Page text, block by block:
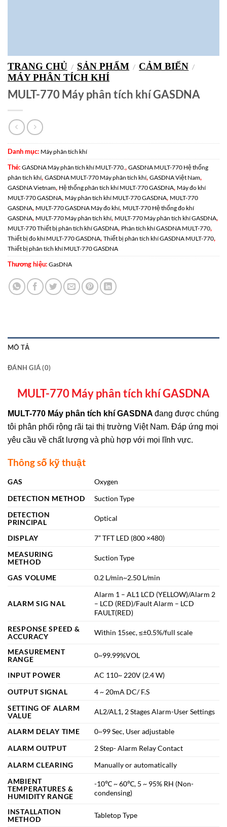
TRANG CHỦ / SẢN PHẨM / CẢM BIẾN /
MÁY PHÂN TÍCH KHÍ
MULT-770 Máy phân tích khí GASDNA
Danh mục: Máy phân tích khí
Thẻ: GASDNA Máy phân tích khí MULT-770., GASDNA MULT-770 Hệ thống
phân tích khí, GASDNA MULT-770 Máy phân tích khí, GASDNA Việt Nam,
GASDNA Vietnam, Hệ thống phân tích khí MULT-770 GASDNA, Máy đo khí
MULT-770 GASDNA, Máy phân tích khí MULT-770 GASDNA, MULT-770
GASDNA, MULT-770 GASDNA Máy đo khí, MULT-770 Hệ thống đo khí
GASDNA, MULT-770 Máy phân tích khí, MULT-770 Máy phân tích khí GASDNA,
MULT-770 Thiết bị phân tích khí GASDNA, Phân tích khí GASDNA MULT-770,
Thiết bị đo khí MULT-770 GASDNA, Thiết bị phân tích khí GASDNA MULT-770,
Thiết bị phân tích khí MULT-770 GASDNA
Thương hiệu: GasDNA
MÔ TẢ
ĐÁNH GIÁ (0)
MULT-770 Máy phân tích khí GASDNA
MULT-770 Máy phân tích khí GASDNA đang được chúng
tôi phân phối rộng rãi tại thị trường Việt Nam. Đáp ứng mọi
yêu cầu về chất lượng và phù hợp với mọi lĩnh vực.
Thông số kỹ thuật
GAS
Oxygen
DETECTION METHOD
Suction Type
DETECTION
PRINCIPAL
Optical
DISPLAY
7” TFT LED (800 ×480)
MEASURING
METHOD
Suction Type
GAS VOLUME 0.2 L/min~2.50 L/min
ALARM SIG NAL
Alarm 1 – AL1 LCD (YELLOW)/Alarm 2
– LCD (RED)/Fault Alarm – LCD
FAULT(RED)
RESPONSE SPEED &
ACCURACY
Within 15sec, ≤±0.5%/full scale
MEASUREMENT
RANGE
0~99.99%VOL
INPUT POWER
AC 110~ 220V (2.4 W)
OUTPUT SIGNAL
4 ~ 20mA DC/ F.S
SETTING OF ALARM
VALUE
AL2/AL1, 2 Stages Alarm-User Settings
ALARM DELAY TIME
0~99 Sec, User adjustable
ALARM OUTPUT
2 Step- Alarm Relay Contact
ALARM CLEARING
Manually or automatically
AMBIENT
TEMPERATURES &
HUMIDITY RANGE
-10℃ ~ 60℃, 5 ~ 95% RH (Non-
condensing)
INSTALLATION
METHOD
Tabletop Type